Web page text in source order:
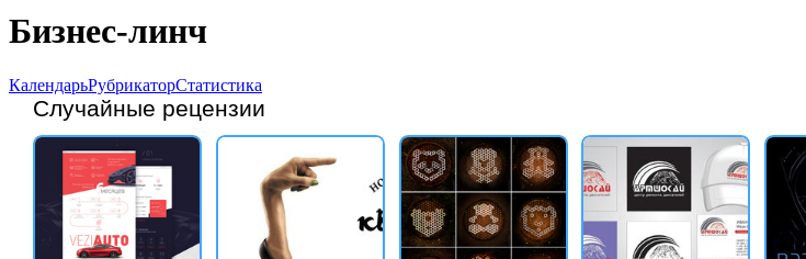
Бизнес-линч
КалендарьРубрикаторСтатистика
Случайные рецензии